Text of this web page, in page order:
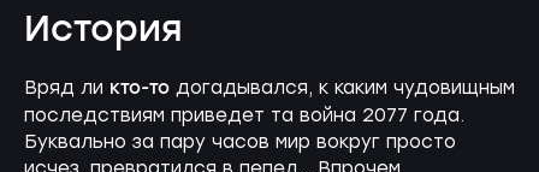
История
Вряд ли кто-то догадывался, к каким чудовищным
последствиям приведет та война 2077 года.
Буквально за пару часов мир вокруг просто